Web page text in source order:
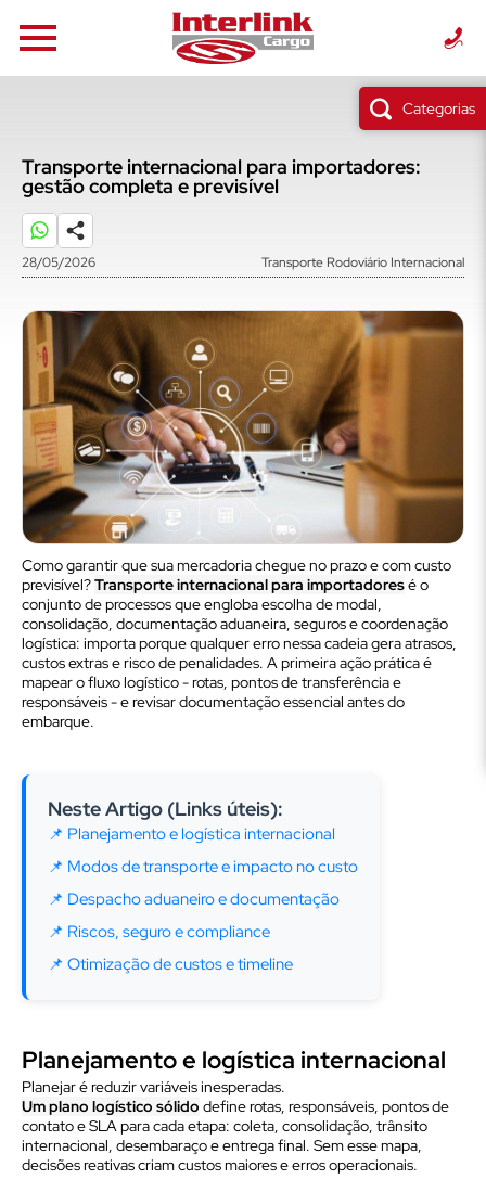
Transporte internacional para importadores:
gestão completa e previsível
28/05/2026 Transporte Rodoviário Internacional
Como garantir que sua mercadoria chegue no prazo e com custo
previsível?Transporte internacional para importadoresé o
conjunto de processos que engloba escolha de modal,
consolidação, documentação aduaneira, seguros e coordenação
logística: importa porque qualquer erro nessa cadeia gera atrasos,
custos extras e risco de penalidades. A primeira ação prática é
mapear o fluxo logístico - rotas, pontos de transferência e
responsáveis - e revisar documentação essencial antes do
embarque.
Neste Artigo (Links úteis):
📌 Planejamento e logística internacional
📌 Modos de transporte e impacto no custo
📌 Despacho aduaneiro e documentação
📌 Riscos, seguro e compliance
📌 Otimização de custos e timeline
Planejamento e logística internacional
Planejar é reduzir variáveis inesperadas.
Um plano logístico sólido define rotas, responsáveis, pontos de
contato e SLA para cada etapa: coleta, consolidação, trânsito
internacional, desembaraço e entrega final. Sem esse mapa,
decisões reativas criam custos maiores e erros operacionais.
Categorias